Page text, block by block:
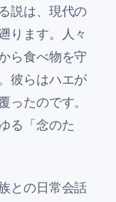
説は、現代の
ります。人々
ら食べ物を守
彼らはハエが
ったのです。
る「念のた
との日常会話